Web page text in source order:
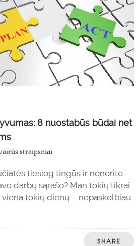
8 nuostabūs būdai net
straipsniai
tiesiog tingūs ir nenorite
darbų sąrašo? Man tokių tikrai
viena tokių dienų – nepaskelbiau
SHARE